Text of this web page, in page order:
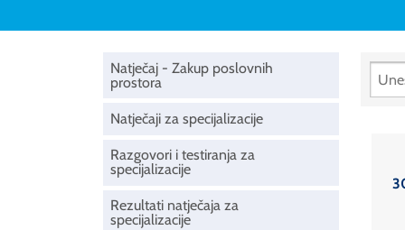
Natječaj - Zakup poslovnih
prostora
Natječaji za specijalizacije
Razgovori i testiranja za
specijalizacije
Rezultati natječaja za
specijalizacije